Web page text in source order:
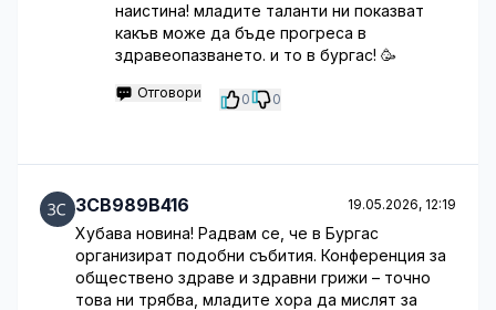
наистина! младите таланти ни показват
какъв може да бъде прогреса в
здравеопазването. и то в бургас! 🥳
Отговори 0 0
3CB989B416 19.05.2026, 12:19
Хубава новина! Радвам се, че в Бургас
организират подобни събития. Конференция за
обществено здраве и здравни грижи – точно
това ни трябва, младите хора да мислят за